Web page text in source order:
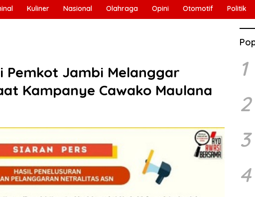
Kuliner Nasional Olahraga Opini Otomotif Politik
Pemkot Jambi Melanggar
Kampanye Cawako Maulana
1
2
3
4